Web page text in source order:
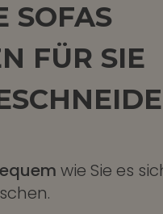
SOFAS
FÜR SIE
wie Sie es